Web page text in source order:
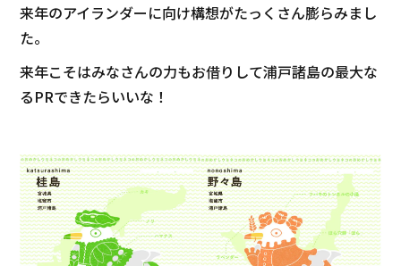
来年のアイランダーに向け構想がたっくさん膨らみまし
た。
来年こそはみなさんの力もお借りして浦戸諸島の最大な
るPRできたらいいな！